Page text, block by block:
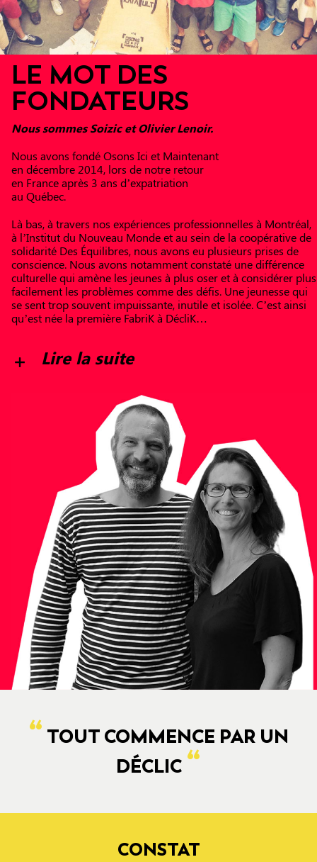
LE MOT DES
FONDATEURS
Nous sommes Soizic et Olivier Lenoir.
Nous avons fondé Osons Ici et Maintenant
en décembre 2014, lors de notre retour
en France après 3 ans d’expatriation
au Québec.
Là bas, à travers nos expériences professionnelles à Montréal,
à l’Institut du Nouveau Monde et au sein de la coopérative de
solidarité Des Équilibres, nous avons eu plusieurs prises de
conscience. Nous avons notamment constaté une différence
culturelle qui amène les jeunes à plus oser et à considérer plus
facilement les problèmes comme des défis. Une jeunesse qui
se sent trop souvent impuissante, inutile et isolée. C’est ainsi
qu’est née la première FabriK à DécliK…
Lire la suite
“ TOUT COMMENCE PAR UN
DÉCLIC “
CONSTAT